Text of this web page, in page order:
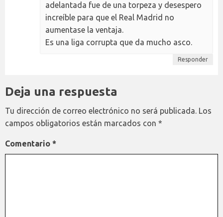
adelantada fue de una torpeza y desespero
increíble para que el Real Madrid no
aumentase la ventaja.
Es una liga corrupta que da mucho asco.
Responder
Deja una respuesta
Tu dirección de correo electrónico no será publicada. Los
campos obligatorios están marcados con *
Comentario *